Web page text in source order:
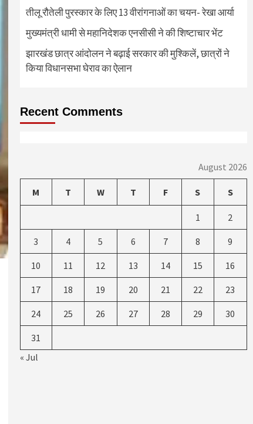
तीलू रौतेली पुरस्कार के लिए 13 वीरांगनाओं का चयन- रेखा आर्या
मुख्यमंत्री धामी से महानिदेशक एनसीसी ने की शिष्टाचार भेंट
झारखंड छात्र आंदोलन ने बढ़ाई सरकार की मुश्किलें, छात्रों ने
किया विधानसभा घेराव का ऐलान
Recent Comments
August 2026
M T W T F S S
1 2
3 4 5 6 7 8 9
10 11 12 13 14 15 16
17 18 19 20 21 22 23
24 25 26 27 28 29 30
31
« Jul